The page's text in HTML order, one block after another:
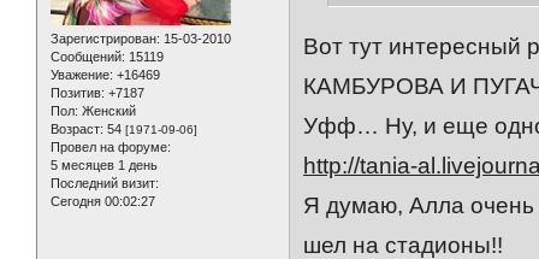
Зарегистрирован: 15-03-2010
Сообщений: 15119
Уважение: +16469
Позитив: +7187
Пол: Женский
Возраст: 54 [1971-09-06]
Провел на форуме:
5 месяцев 1 день
Последний визит:
Сегодня 00:02:27
Вот тут интересный
КАМБУРОВА И
Уфф… Ну, и еще одно
http://tania-
Я думаю, Алла очень
шел на стадионы!!